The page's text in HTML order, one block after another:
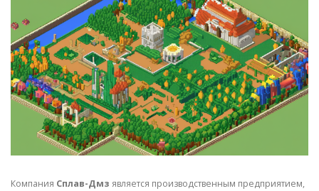
СВОЙСТВА МЕТАЛЛОВ СОРТА МЕТАЛЛОВ
СТАТЬИ
Компания Сплав-Дмз является производственным предприятием,